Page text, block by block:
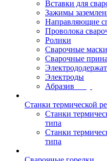
Вставки для
Зажимы
Направляющие
Проволока
Ролики
Сварочные маски
Сварочные
Электроды
Абразив
Станки термической
Станки
типа
Станки
типа